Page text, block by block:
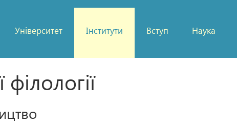
Університет Інститути Вступ Наука